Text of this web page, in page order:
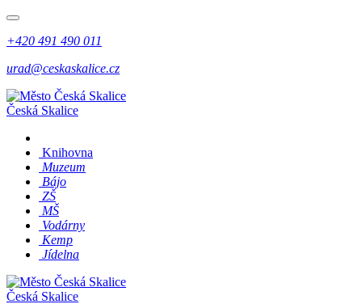
+420 491 490 011
urad@ceskaskalice.cz
Česká Skalice
Knihovna
Muzeum
Bájo
ZŠ
MŠ
Vodárny
Kemp
Jídelna
Česká Skalice